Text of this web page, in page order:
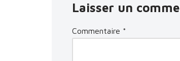
Laisser un
Commentaire *